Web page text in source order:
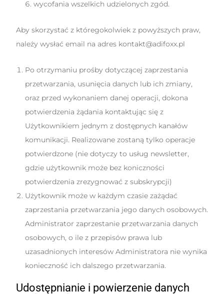
wycofania wszelkich udzielonych zgód.
Aby skorzystać z któregokolwiek z powyższych praw,
należy wysłać email na adres kontakt@adifoxx.pl
Po otrzymaniu prośby dotyczącej zaprzestania
przetwarzania, usunięcia danych lub ich zmiany,
oraz przed wykonaniem danej operacji, dokona
potwierdzenia żądania kontaktując się z
Użytkownikiem jednym z dostępnych kanałów
komunikacji. Realizowane zostaną tylko operacje
potwierdzone (nie dotyczy to usług newsletter,
gdzie użytkownik może bez koniczności
potwierdzenia zrezygnować z subskrypcji)
Użytkownik może w każdym czasie zażądać
zaprzestania przetwarzania jego danych osobowych.
Administrator zaprzestanie przetwarzania danych
osobowych, o ile z przepisów prawa lub
uzasadnionych interesów Administratora nie wynika
konieczność ich dalszego przetwarzania.
Udostępnianie i powierzenie danych